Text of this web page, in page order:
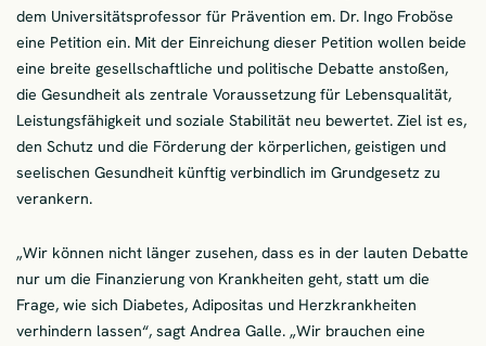
dem Universitätsprofessor für Prävention em. Dr. Ingo Froböse
eine Petition ein. Mit der Einreichung dieser Petition wollen beide
eine breite gesellschaftliche und politische Debatte anstoßen,
die Gesundheit als zentrale Voraussetzung für Lebensqualität,
Leistungsfähigkeit und soziale Stabilität neu bewertet. Ziel ist es,
den Schutz und die Förderung der körperlichen, geistigen und
seelischen Gesundheit künftig verbindlich im Grundgesetz zu
verankern.
„Wir können nicht länger zusehen, dass es in der lauten Debatte
nur um die Finanzierung von Krankheiten geht, statt um die
Frage, wie sich Diabetes, Adipositas und Herzkrankheiten
verhindern lassen“, sagt Andrea Galle. „Wir brauchen eine